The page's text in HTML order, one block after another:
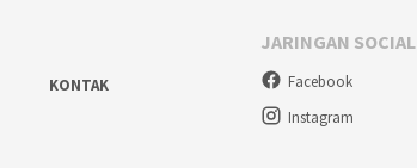
KONTAK
JARINGAN SOCIAL
Facebook
Instagram